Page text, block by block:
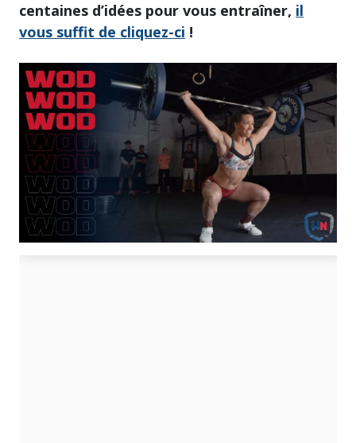
centaines d’idées pour vous entraîner, il
vous suffit de cliquez-ci !